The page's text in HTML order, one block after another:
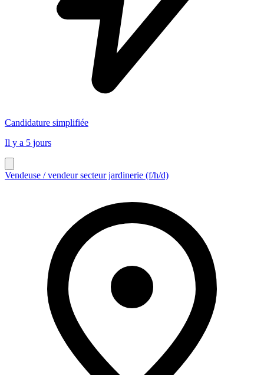
Candidature simplifiée
Il y a 5 jours
Vendeuse / vendeur secteur jardinerie (f/h/d)